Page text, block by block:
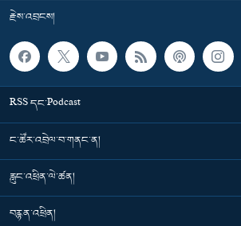
རྗེས་འབྲངས།
RSS དང་Podcast
ང་ཚོར་འབྲེལ་བ་གནང་ན།
རླུང་འཕྲིན་ལེ་ཚན།
བརྙན་འཕྲིན།